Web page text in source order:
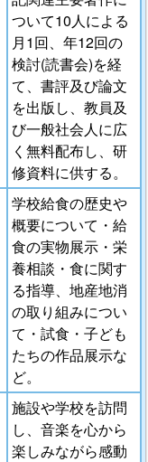
ついて10人による
月1回、年12回の
検討(読書会)を経
て、書評及び論文
を出版し、教員及
び一般社会人に広
く無料配布し、研
修資料に供する。
学校給食の歴史や
概要について・給
食の実物展示・栄
養相談・食に関す
る指導、地産地消
の取り組みについ
て・試食・子ども
たちの作品展示な
ど。
施設や学校を訪問
し、音楽を心から
楽しみながら感動